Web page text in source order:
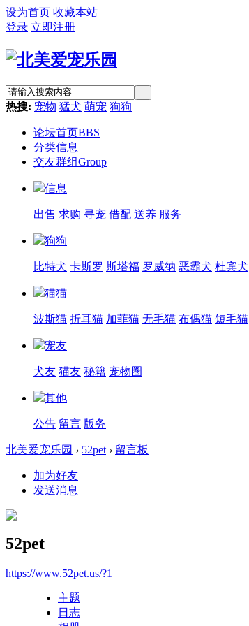
设为首页 收藏本站
登录 立即注册
热搜: 宠物 猛犬 萌宠 狗狗
论坛首页BBS
分类信息
交友群组Group
信息
出售 求购 寻宠 借配 送养 服务
狗狗
比特犬 卡斯罗 斯塔福 罗威纳 恶霸犬 杜宾犬
猫猫
波斯猫 折耳猫 加菲猫 无毛猫 布偶猫 短毛猫
宠友
犬友 猫友 秘籍 宠物圈
其他
公告 留言 版务
北美爱宠乐园 › 52pet › 留言板
加为好友
发送消息
52pet
https://www.52pet.us/?1
主题
日志